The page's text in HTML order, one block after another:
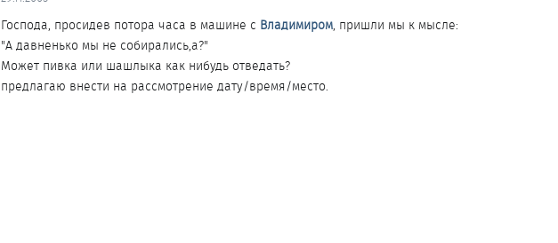
Господа, просидев потора часа в машине с Владимиром, пришли мы к мысле:
"А давненько мы не собирались,а?"
Может пивка или шашлыка как нибудь отведать?
предлагаю внести на рассмотрение дату/время/место.